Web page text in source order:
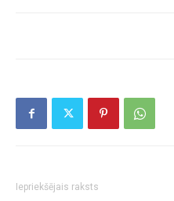
Iepriekšējais raksts